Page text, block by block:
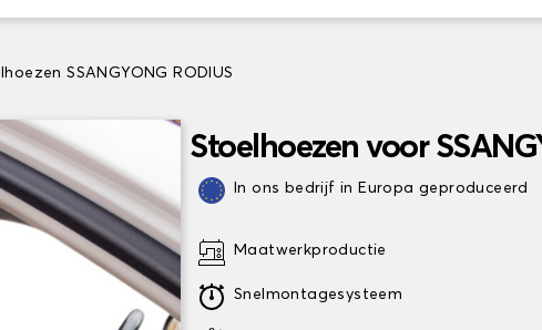
SSANGYONG RODIUS
Stoelhoezen voor
In ons bedrijf in Europa geproduceerd
Maatwerkproductie
Snelmontagesysteem